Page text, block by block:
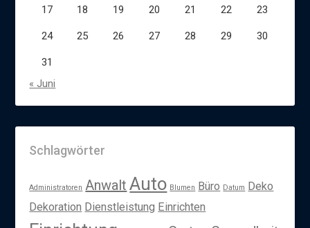
17 18 19 20 21 22 23
24 25 26 27 28 29 30
31
« Juni
Schlagwörter
Administratoren Anwalt Auto Blumen Büro Datum
Deko
Dekoration Dienstleistung Einrichten